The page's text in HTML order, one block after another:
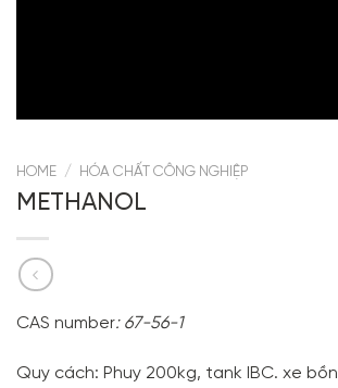
HOME / HÓA CHẤT CÔNG NGHIỆP
METHANOL
CAS number: 67-56-1
Quy cách: Phuy 200kg, tank IBC. xe bồn